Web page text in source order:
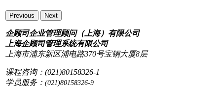
Previous Next
企顾司企业管理顾问（上海）有限公司
上海企顾司管理系统有限公司
上海市浦东新区浦电路370号宝钢大厦8层
课程咨询：(021)80158326-1
学员服务： (021)80158326-9